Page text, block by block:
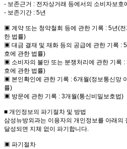
- 보존근거 : 전자상거래 등에서의 소비자보호
- 보존기간 : 5년
▣ 계약 또는 청약철회 등에 관한 기록 : 5년(
한 법률)
▣ 대금 결재 및 재화 등의 공급에 관한 기록 :
호에 관한 법률)
▣ 소비자의 불만 또는 분쟁처리에 관한 기록
호에 관한 법률)
▣ 본인확인에 관한 기록 : 6개월(정보통신망
률)
▣ 방문에 관한 기록 : 3개월(통신비밀보호법)
■ 개인정보의 파기절차 및 방법
삼성뉴방외과는 이용자의 개인정보를 아래의
달성되면 지체 없이 파기합니다.
▣ 파기절차